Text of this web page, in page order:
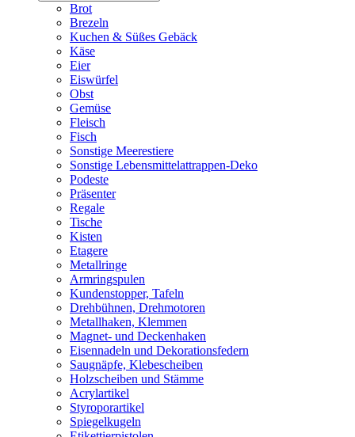
Brot
Brezeln
Kuchen & Süßes Gebäck
Käse
Eier
Eiswürfel
Obst
Gemüse
Fleisch
Fisch
Sonstige Meerestiere
Sonstige Lebensmittelattrappen-Deko
Podeste
Präsenter
Regale
Tische
Kisten
Etagere
Metallringe
Armringspulen
Kundenstopper, Tafeln
Drehbühnen, Drehmotoren
Metallhaken, Klemmen
Magnet- und Deckenhaken
Eisennadeln und Dekorationsfedern
Saugnäpfe, Klebescheiben
Holzscheiben und Stämme
Acrylartikel
Styroporartikel
Spiegelkugeln